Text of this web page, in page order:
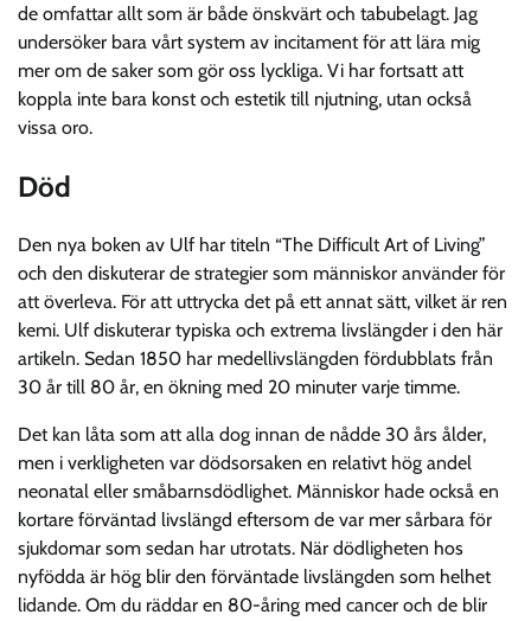
de omfattar allt som är både önskvärt och tabubelagt. Jag
undersöker bara vårt system av incitament för att lära mig
mer om de saker som gör oss lyckliga. Vi har fortsatt att
koppla inte bara konst och estetik till njutning, utan också
vissa oro.
Död
Den nya boken av Ulf har titeln “The Difficult Art of Living”
och den diskuterar de strategier som människor använder för
att överleva. För att uttrycka det på ett annat sätt, vilket är ren
kemi. Ulf diskuterar typiska och extrema livslängder i den här
artikeln. Sedan 1850 har medellivslängden fördubblats från
30 år till 80 år, en ökning med 20 minuter varje timme.
Det kan låta som att alla dog innan de nådde 30 års ålder,
men i verkligheten var dödsorsaken en relativt hög andel
neonatal eller småbarnsdödlighet. Människor hade också en
kortare förväntad livslängd eftersom de var mer sårbara för
sjukdomar som sedan har utrotats. När dödligheten hos
nyfödda är hög blir den förväntade livslängden som helhet
lidande. Om du räddar en 80-åring med cancer och de blir